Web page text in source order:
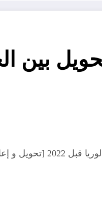
بين
اعلنت عدة جامعات جزائرية قبل يوم واحد عن فتح باب